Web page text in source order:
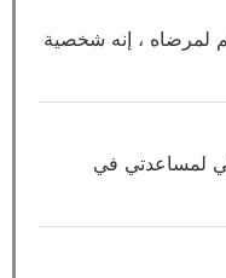
لمرضاه ، إنه شخصية
لمساعدتي في